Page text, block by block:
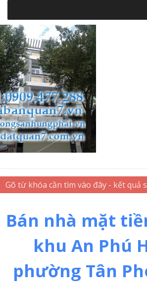
Bán nhà mặt
khu An Phú
phường Tân